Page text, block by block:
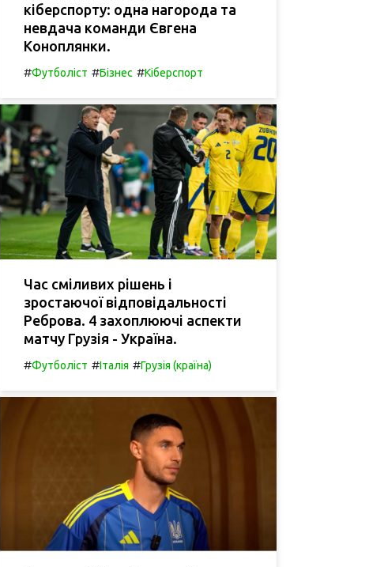
кіберспорту: одна нагорода та
невдача команди Євгена
Коноплянки.
#Футболіст #Бізнес #Кіберспорт
Час сміливих рішень і
зростаючої відповідальності
Реброва. 4 захоплюючі аспекти
матчу Грузія - Україна.
#Футболіст #Італія #Грузія (країна)